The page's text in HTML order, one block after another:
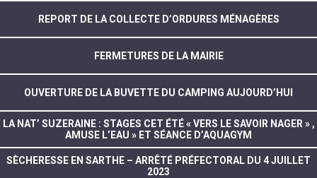
REPORT DE LA COLLECTE D’ORDURES MÉNAGÈRES
FERMETURES DE LA MAIRIE
OUVERTURE DE LA BUVETTE DU CAMPING AUJOURD’HUI
LA NAT’ SUZERAINE : STAGES CET ÉTÉ « VERS LE SAVOIR NAGER » ,
AMUSE L’EAU » ET SÉANCE D’AQUAGYM
SÈCHERESSE EN SARTHE – ARRÊTÉ PRÉFECTORAL DU 4 JUILLET
2023